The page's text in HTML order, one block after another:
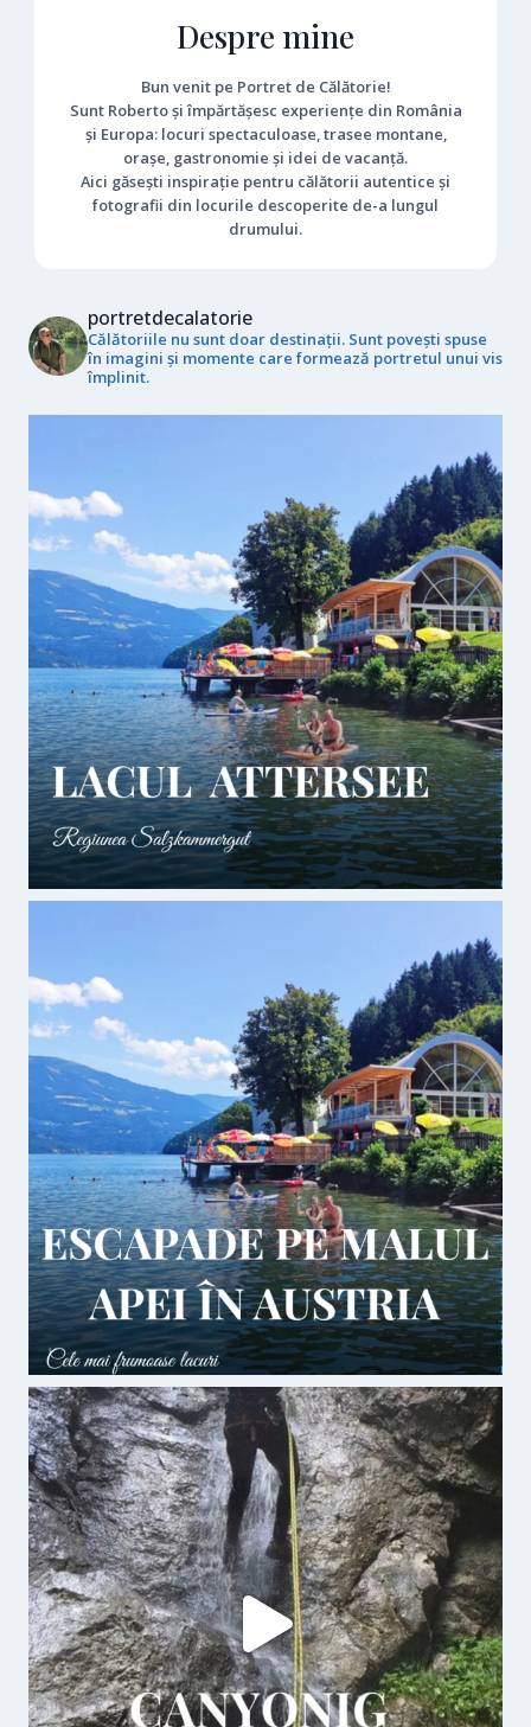
Despre mine
Bun venit pe Portret de Călătorie!
Sunt Roberto și împărtășesc experiențe din România
și Europa: locuri spectaculoase, trasee montane,
orașe, gastronomie și idei de vacanță.
Aici găsești inspirație pentru călătorii autentice și
fotografii din locurile descoperite de-a lungul
drumului.
portretdecalatorie
Călătoriile nu sunt doar destinații. Sunt povești spuse
în imagini și momente care formează portretul unui vis
împlinit.